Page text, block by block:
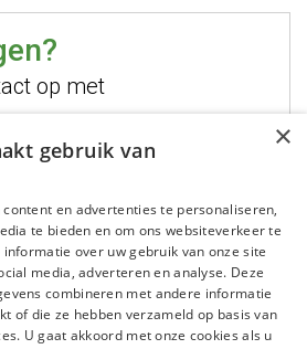
op met
×
gebruik van
en advertenties te personaliseren,
te bieden en om ons websiteverkeer te
over uw gebruik van onze site
media, adverteren en analyse. Deze
combineren met andere informatie
of die ze hebben verzameld op basis van
U gaat akkoord met onze cookies als u